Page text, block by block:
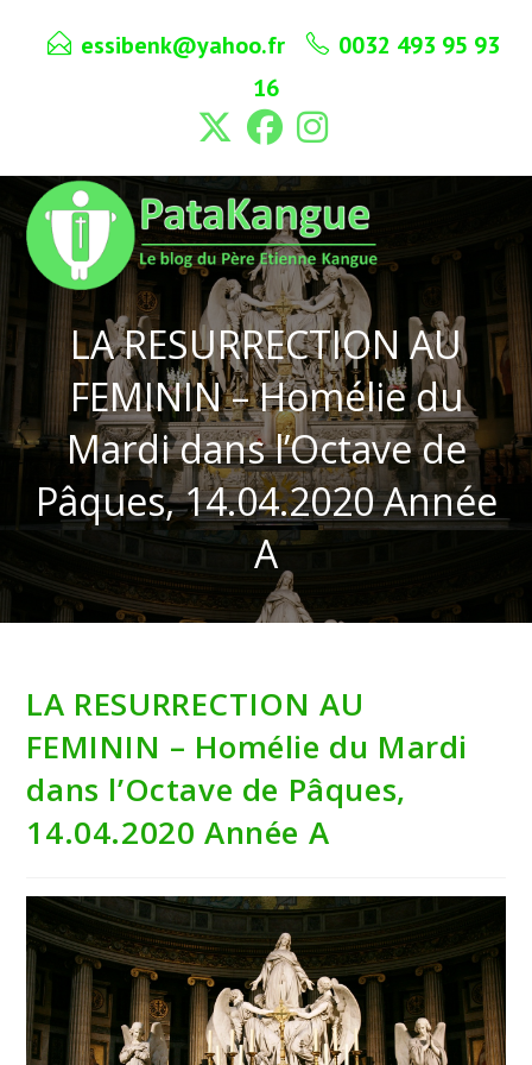
essibenk@yahoo.fr
0032 493 95 93
16
LA RESURRECTION AU
FEMININ – Homélie du
Mardi dans l’Octave de
Pâques, 14.04.2020 Année
A
LA RESURRECTION AU
FEMININ – Homélie du Mardi
dans l’Octave de Pâques,
14.04.2020 Année A